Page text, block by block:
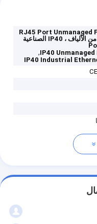
2 RJ45 Port
، IP40 غير مُدار من الألياف ، IP40 الصناعية
IP40
,
IP40 Industrial